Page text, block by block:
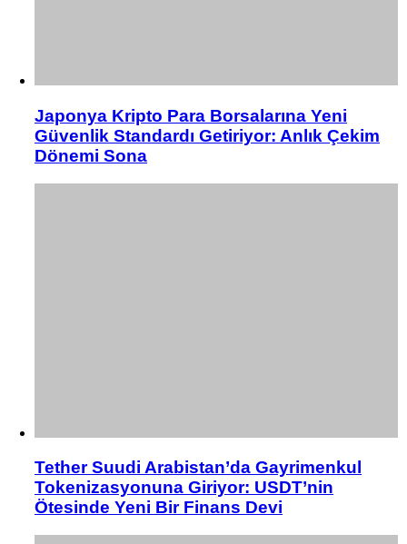
Japonya Kripto Para Borsalarına Yeni
Güvenlik Standardı Getiriyor: Anlık Çekim
Dönemi Sona
Tether Suudi Arabistan’da Gayrimenkul
Tokenizasyonuna Giriyor: USDT’nin
Ötesinde Yeni Bir Finans Devi